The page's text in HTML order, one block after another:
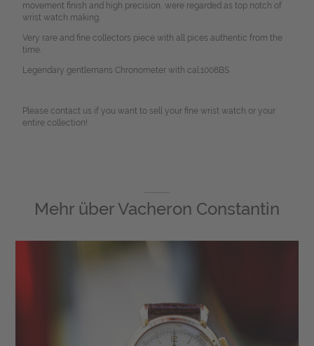
movement finish and high precision, were regarded as top notch of
wrist watch making.
Very rare and fine collectors piece with all pices authentic from the
time.
Legendary gentlemans Chronometer with cal.1008BS
Please contact us if you want to sell your fine wrist watch or your
entire collection!
Mehr überVacheron Constantin